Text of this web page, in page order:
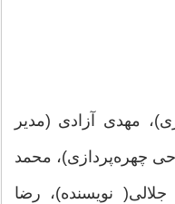
مهدی آزادی (مدیر
چهره‌پردازی)، محمد
نویسنده)، رضا